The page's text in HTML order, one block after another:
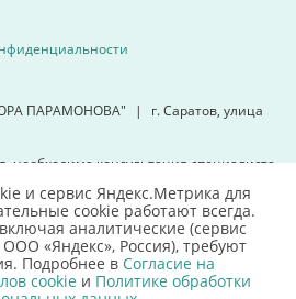
ПАРАМОНОВА" |
г. Саратов, улица
необходима консультация специалиста.
и сервис Яндекс.Метрика для
cookie работают всегда.
аналитические (сервис
«Яндекс», Россия), требуют
Подробнее в Согласие на
cookie и Политике обработки